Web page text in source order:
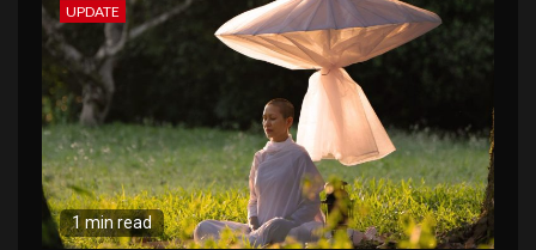
UPDATE
1 min read